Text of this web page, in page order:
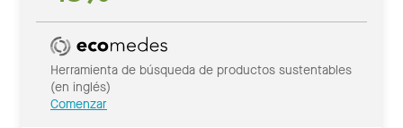
Herramienta de búsqueda de productos sustentables
(en inglés)
Comenzar